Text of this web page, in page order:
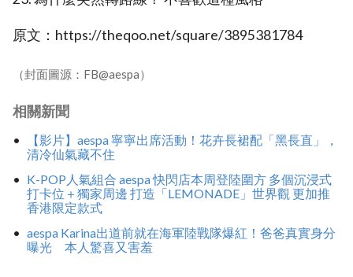
原文：https://theqoo.net/square/3895381784
（封面圖源：FB@aespa）
相關新聞
【影片】aespa 寧寧出席活動！花卉長裙配「黑長直」，
清冷仙氣藏不住
K-POP人氣組合 aespa 快閃店本周登陸圍方 多個沉浸式
打卡位＋獨家周邊 打造「LEMONADE」世界觀 更加推
香港限定款式
aespa Karina出道前就在海軍陸戰隊爆紅！爸爸真實身分
曝光 本人驚喜又害羞